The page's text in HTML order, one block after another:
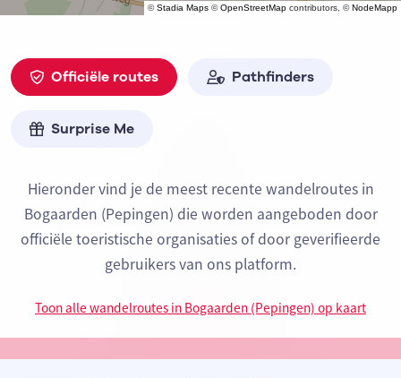
©Stadia Maps ©OpenStreetMap contributors, ©NodeMapp
Officiële routes Pathfinders
Surprise Me
Hieronder vind je de meest recente wandelroutes in
Bogaarden (Pepingen) die worden aangeboden door
officiële toeristische organisaties of door geverifieerde
gebruikers van ons platform.
Toon alle wandelroutes in Bogaarden (Pepingen) op kaart